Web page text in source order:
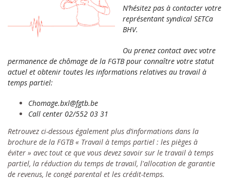
N’hésitez pas à contacter votre
représentant syndical SETCa
BHV.
Ou prenez contact avec votre
permanence de chômage de la FGTB pour connaître votre statut
actuel et obtenir toutes les informations relatives au travail à
temps partiel:
Chomage.bxl@fgtb.be
Call center 02/552 03 31
Retrouvez ci-dessous également plus d’informations dans la
brochure de la FGTB « Travail à temps partiel : les pièges à
éviter » avec tout ce que vous devez savoir sur le travail à temps
partiel, la réduction du temps de travail, l'allocation de garantie
de revenus, le congé parental et les crédit-temps.